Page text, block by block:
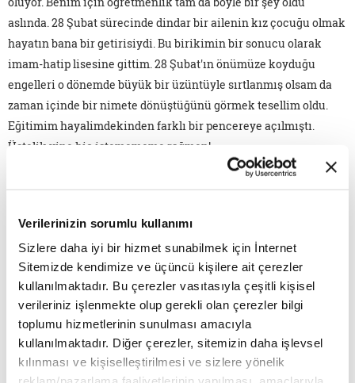
Verilerinizin sorumlu kullanımı
Sizlere daha iyi bir hizmet sunabilmek için İnternet
Sitemizde kendimize ve üçüncü kişilere ait çerezler
kullanılmaktadır. Bu çerezler vasıtasıyla çeşitli kişisel
verileriniz işlenmekte olup gerekli olan çerezler bilgi
toplumu hizmetlerinin sunulması amacıyla
kullanılmaktadır. Diğer çerezler, sitemizin daha işlevsel
kılınması ve kişiselleştirilmesi ve sizlere yönelik
aslında. 28 Şubat sürecinde dindar bir ailenin kız çocuğu olmak
hayatın bana bir getirisiydi. Bu birikimin bir sonucu olarak
imam-hatip lisesine gittim. 28 Şubat'ın önümüze koyduğu
engelleri o dönemde büyük bir üzüntüyle sırtlanmış olsam da
zaman içinde bir nimete dönüştüğünü görmek tesellim oldu.
Eğitimim hayalimdekinden farklı bir pencereye açılmıştı.
Üstelik yine hiç istemememe rağmen!
Hayalimde her zaman iletişim alanında işler yapmak vardı.
bölümü okumak ya da Türkiye'de kalarak ilahiyata razı olmak
arasında bir seçim yapmam gerekmişti. Bu seçimi yapma
zorunluluğum "başörtülü, imamhatipli" olmamdan ileri
geliyordu. Vatanımda kalarak önüme çıkan yolları
değerlendirmeye karar verdim. Böylece ilahiyatçı ve eğitimci
olmanın kapıları açıldı önüme. Bu birikimin hayatıma
kattıklarına paha biçemem. Kimlik dediğimiz şeyin inşası
insanın ömrü boyunca sürüyor. Yani şu veya bu kimliğim